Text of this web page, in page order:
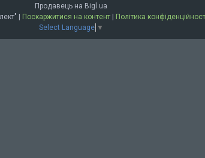
Продавець на Bigl.ua
ПП "Стандарт комплект" | Поскаржитися на контент | Політика
Select Language ▼